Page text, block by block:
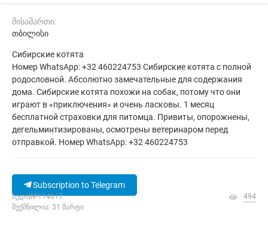
მისამართი:
თბილისი
Сибирские котята
Номер WhatsApp: +32 460224753 Сибирские котята с полной
родословной. Абсолютно замечательные для содержания
дома. Сибирские котята похожи на собак, потому что они
играют в «приключения» и очень ласковы. 1 месяц
бесплатной страховки для питомца. Привиты, опорожнены,
дегельминтизированы, осмотрены ветеринаром перед
отправкой. Номер WhatsApp: +32 460224753
Subscription to Telegram
ხედი|№114617
შექმნილია: 31 მარტი
494